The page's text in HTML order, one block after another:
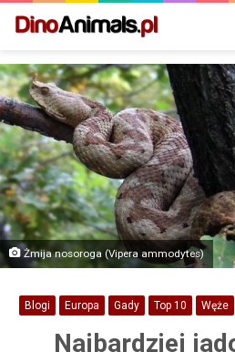
Żmija nosoroga (Vipera ammodytes)
Blogi Europa Gady Top 10 Węże
Najbardziej